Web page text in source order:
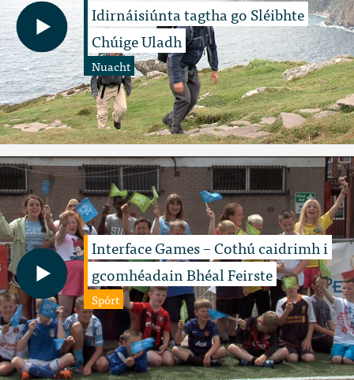
Idirnáisiúnta tagtha go Sléibhte
Chúige Uladh
Nuacht
Interface Games – Cothú caidrimh i
gcomhéadain Bhéal Feirste
Spórt